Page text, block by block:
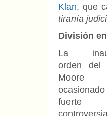
Klan, que
tiranía
División
La
orden del
Moore
fuerte